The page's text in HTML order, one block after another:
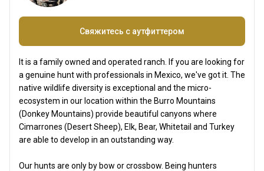
Свяжитесь с аутфиттером
It is a family owned and operated ranch. If you are looking for
a genuine hunt with professionals in Mexico, we've got it. The
native wildlife diversity is exceptional and the micro-
ecosystem in our location within the Burro Mountains
(Donkey Mountains) provide beautiful canyons where
Cimarrones (Desert Sheep), Elk, Bear, Whitetail and Turkey
are able to develop in an outstanding way.
Our hunts are only by bow or crossbow. Being hunters